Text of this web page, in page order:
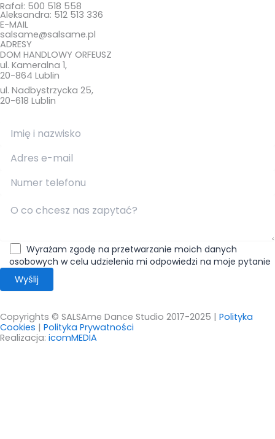
Rafał: 500 518 558
Aleksandra: 512 513 336
E-MAIL
salsame@salsame.pl
ADRESY
DOM HANDLOWY ORFEUSZ
ul. Kameralna 1,
20-864 Lublin
ul. Nadbystrzycka 25,
20-618 Lublin
Wyrażam zgodę na przetwarzanie moich danych
osobowych w celu udzielenia mi odpowiedzi na moje pytanie
Copyrights © SALSAme Dance Studio 2017-2025 | Polityka
Cookies | Polityka Prywatności
Realizacja: icomMEDIA